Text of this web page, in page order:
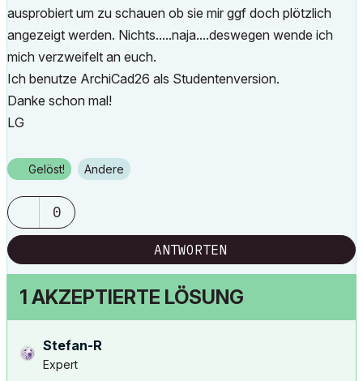
ausprobiert um zu schauen ob sie mir ggf doch plötzlich
angezeigt werden. Nichts.....naja....deswegen wende ich
mich verzweifelt an euch.
Ich benutze ArchiCad26 als Studentenversion.
Danke schon mal!
LG
Gelöst! Andere
0
ANTWORTEN
1 AKZEPTIERTE LÖSUNG
Stefan-R
Expert